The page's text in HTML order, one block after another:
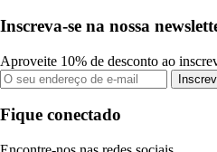
Inscreva-se na nossa
Aproveite 10% de desconto ao
Fique conectado